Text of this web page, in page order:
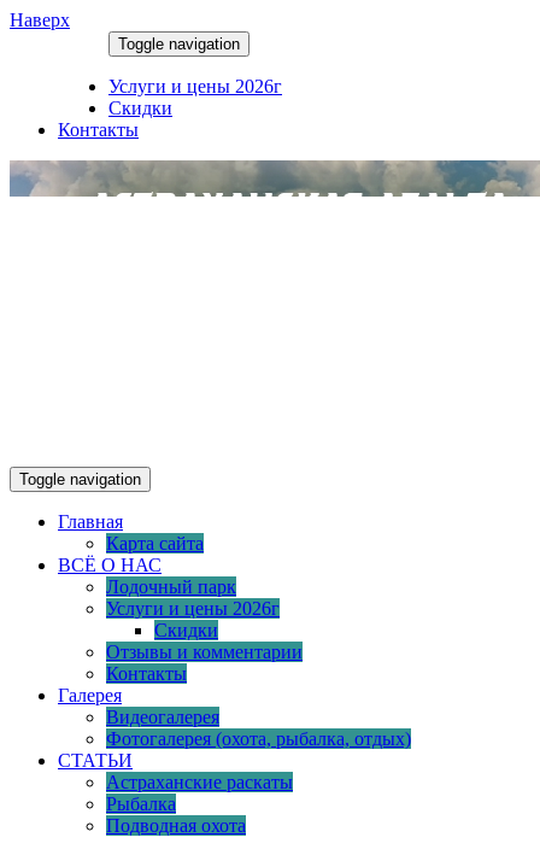
Наверх
Toggle navigation
Услуги и цены 2026г
Скидки
Контакты
Toggle navigation
Главная
Карта сайта
ВСЁ О НАС
Лодочный парк
Услуги и цены 2026г
Скидки
Отзывы и комментарии
Контакты
Галерея
Видеогалерея
Фотогалерея (охота, рыбалка, отдых)
СТАТЬИ
Астраханские раскаты
Рыбалка
Подводная охота